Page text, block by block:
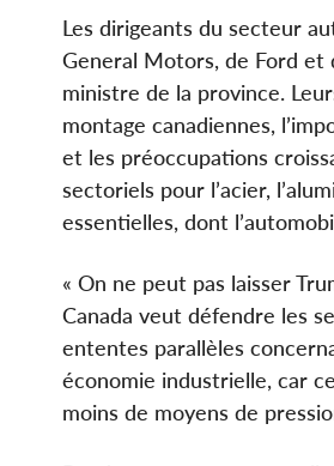
Les dirigeants du secteur
General Motors, de Ford et
ministre de la province.
montage canadiennes,
et les préoccupations
sectoriels pour l’acier,
essentielles, dont
« On ne peut pas laisser
Canada veut défendre les
ententes parallèles
économie industrielle, car
moins de moyens de